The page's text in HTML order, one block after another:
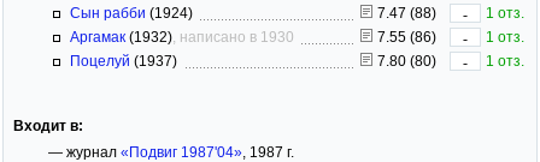
Сын рабби (1924) 7.47 (88) -
1 отз.
Аргамак (1932) , написано в 1930 7.55 (86) -
1 отз.
Поцелуй (1937) 7.80 (80) - 1 отз.
Входит в:
— журнал «Подвиг 1987'04», 1987 г.